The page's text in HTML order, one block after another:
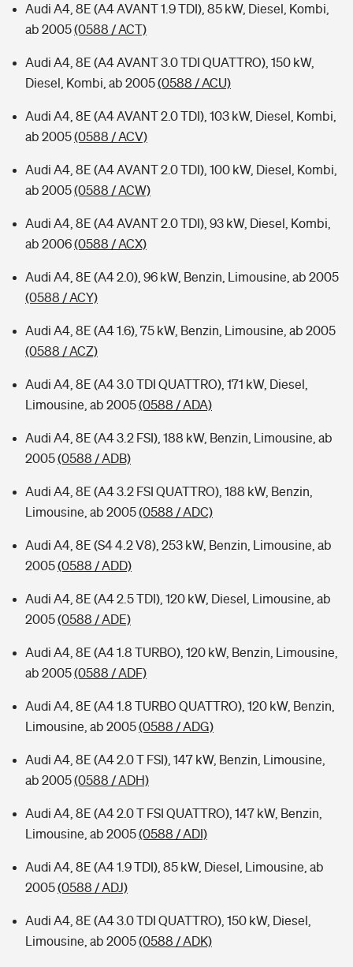
Audi A4, 8E (A4 AVANT 1.9 TDI), 85 kW, Diesel, Kombi,
ab 2005(0588 / ACT)
Audi A4, 8E (A4 AVANT 3.0 TDI QUATTRO), 150 kW,
Diesel, Kombi, ab 2005(0588 / ACU)
Audi A4, 8E (A4 AVANT 2.0 TDI), 103 kW, Diesel, Kombi,
ab 2005(0588 / ACV)
Audi A4, 8E (A4 AVANT 2.0 TDI), 100 kW, Diesel, Kombi,
ab 2005(0588 / ACW)
Audi A4, 8E (A4 AVANT 2.0 TDI), 93 kW, Diesel, Kombi,
ab 2006(0588 / ACX)
Audi A4, 8E (A4 2.0), 96 kW, Benzin, Limousine, ab 2005
(0588 / ACY)
Audi A4, 8E (A4 1.6), 75 kW, Benzin, Limousine, ab 2005
(0588 / ACZ)
Audi A4, 8E (A4 3.0 TDI QUATTRO), 171 kW, Diesel,
Limousine, ab 2005(0588 / ADA)
Audi A4, 8E (A4 3.2 FSI), 188 kW, Benzin, Limousine, ab
2005(0588 / ADB)
Audi A4, 8E (A4 3.2 FSI QUATTRO), 188 kW, Benzin,
Limousine, ab 2005(0588 / ADC)
Audi A4, 8E (S4 4.2 V8), 253 kW, Benzin, Limousine, ab
2005(0588 / ADD)
Audi A4, 8E (A4 2.5 TDI), 120 kW, Diesel, Limousine, ab
2005(0588 / ADE)
Audi A4, 8E (A4 1.8 TURBO), 120 kW, Benzin, Limousine,
ab 2005(0588 / ADF)
Audi A4, 8E (A4 1.8 TURBO QUATTRO), 120 kW, Benzin,
Limousine, ab 2005(0588 / ADG)
Audi A4, 8E (A4 2.0 T FSI), 147 kW, Benzin, Limousine,
ab 2005(0588 / ADH)
Audi A4, 8E (A4 2.0 T FSI QUATTRO), 147 kW, Benzin,
Limousine, ab 2005(0588 / ADI)
Audi A4, 8E (A4 1.9 TDI), 85 kW, Diesel, Limousine, ab
2005(0588 / ADJ)
Audi A4, 8E (A4 3.0 TDI QUATTRO), 150 kW, Diesel,
Limousine, ab 2005(0588 / ADK)